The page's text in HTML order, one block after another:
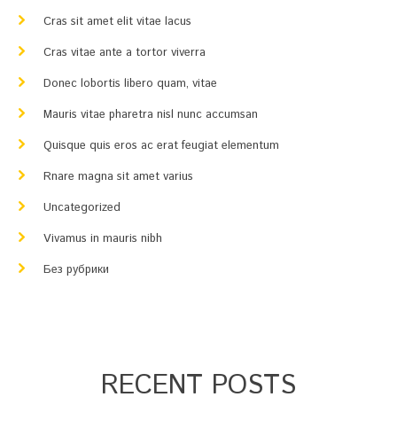
Cras sit amet elit vitae lacus
Cras vitae ante a tortor viverra
Donec lobortis libero quam, vitae
Mauris vitae pharetra nisl nunc accumsan
Quisque quis eros ac erat feugiat elementum
Rnare magna sit amet varius
Uncategorized
Vivamus in mauris nibh
Без рубрики
RECENT POSTS